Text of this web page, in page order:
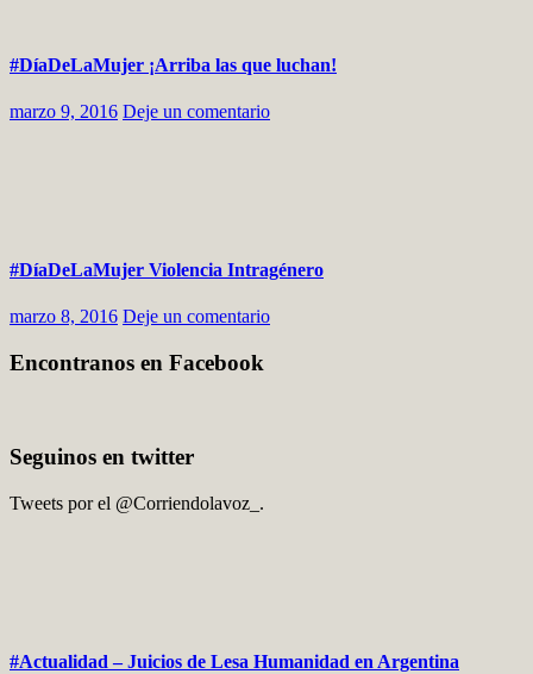
‪#‎DíaDeLaMujer‬ ¡Arriba las que luchan!
marzo 9, 2016 Deje un comentario
#DíaDeLaMujer Violencia Intragénero
marzo 8, 2016 Deje un comentario
Encontranos en Facebook
Seguinos en twitter
Tweets por el @Corriendolavoz_.
#Actualidad – Juicios de Lesa Humanidad en Argentina